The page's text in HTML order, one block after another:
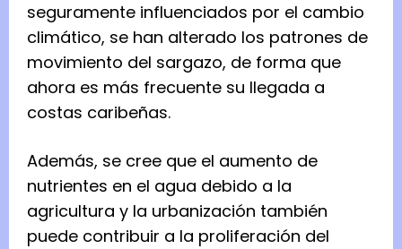
seguramente influenciados por el cambio
climático, se han alterado los patrones de
movimiento del sargazo, de forma que
ahora es más frecuente su llegada a
costas caribeñas.
Además, se cree que el aumento de
nutrientes en el agua debido a la
agricultura y la urbanización también
puede contribuir a la proliferación del